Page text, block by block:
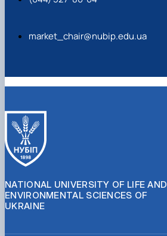
market_chair@nubip.edu.ua
NATIONAL UNIVERSITY OF LIFE AND
ENVIRONMENTAL SCIENCES OF
UKRAINE